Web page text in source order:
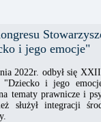
i jego emocje"
2022r. odbył się
"Dziecko i jego
tematy prawnicze i
służył integracji